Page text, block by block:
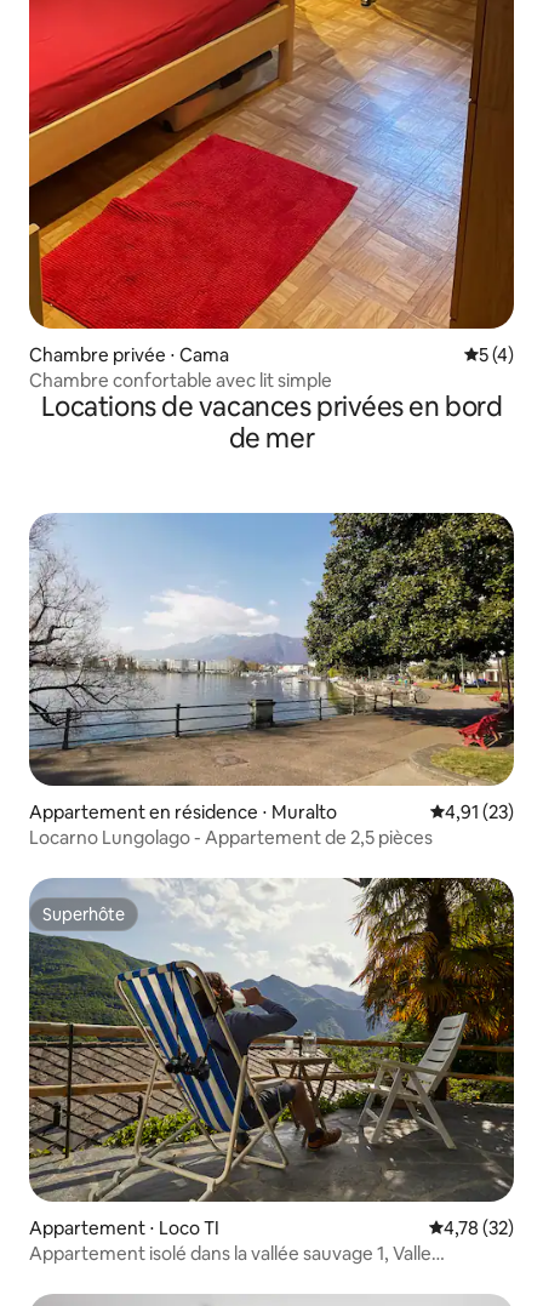
Chambre privée ⋅ Cama
5 (4)
Chambre confortable avec lit simple
Locations de vacances privées en bord
de mer
Appartement en résidence ⋅ Muralto Évaluation
4,91 (23)
Locarno Lungolago - Appartement de 2,5 pièces
Superhôte
Superhôte
Appartement ⋅ Loco TI Évaluation
4,78 (32)
Appartement isolé dans la vallée sauvage 1, Valle